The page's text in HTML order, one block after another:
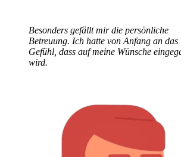
Besonders gefällt mir die persönliche
Betreuung. Ich hatte von Anfang an das
Gefühl, dass auf meine Wünsche
wird.